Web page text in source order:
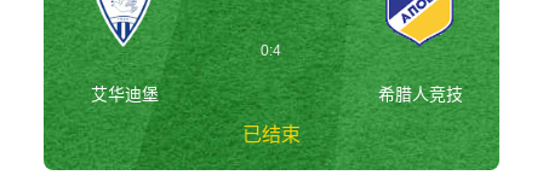
艾华迪堡
0:4
已结束
希腊人竞技